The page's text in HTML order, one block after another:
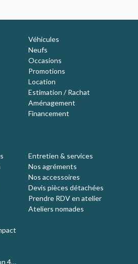
Véhicules
Neufs
Occasions
Promotions
Location
Estimation / Rachat
Aménagement
Financement
4
Entretien & services
Nos agréments
Nos accessoires
Devis pièces détachées
Prendre RDV en atelier
Ateliers nomades